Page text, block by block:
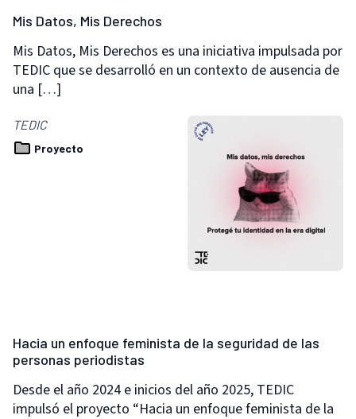
Mis Datos, Mis Derechos
Mis Datos, Mis Derechos es una iniciativa impulsada por
TEDIC que se desarrolló en un contexto de ausencia de
una […]
TEDIC
Proyecto
Hacia un enfoque feminista de la seguridad de las
personas periodistas
Desde el año 2024 e inicios del año 2025, TEDIC
impulsó el proyecto “Hacia un enfoque feminista de la